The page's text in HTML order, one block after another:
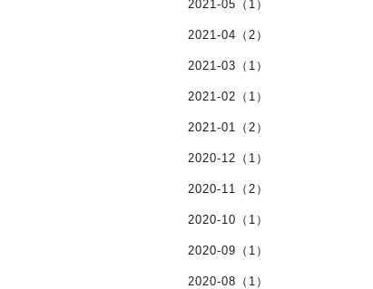
2021-05（1）
2021-04（2）
2021-03（1）
2021-02（1）
2021-01（2）
2020-12（1）
2020-11（2）
2020-10（1）
2020-09（1）
2020-08（1）